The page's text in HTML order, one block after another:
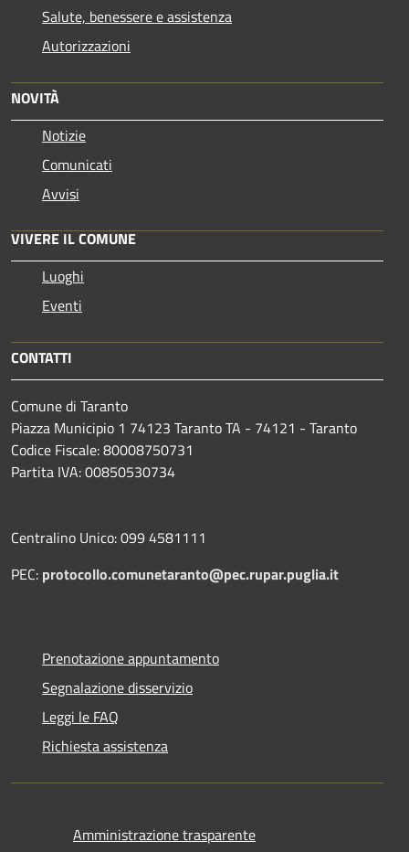
Salute, benessere e assistenza
Autorizzazioni
NOVITÀ
Notizie
Comunicati
Avvisi
VIVERE IL COMUNE
Luoghi
Eventi
CONTATTI
Comune di Taranto
Piazza Municipio 1 74123 Taranto TA - 74121 - Taranto
Codice Fiscale: 80008750731
Partita IVA: 00850530734
Centralino Unico: 099 4581111
PEC: protocollo.comunetaranto@pec.rupar.puglia.it
Prenotazione appuntamento
Segnalazione disservizio
Leggi le FAQ
Richiesta assistenza
Amministrazione trasparente